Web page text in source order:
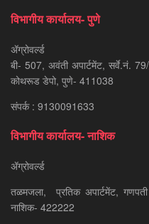
विभागीय कार्यालय- पुणे
ॲग्रोवर्ल्ड
बी- 507, अवंती अपार्टमेंट, सर्वे.नं. 79/
कोथरूड डेपो, पुणे- 411038
संपर्क : 9130091633
विभागीय कार्यालय- नाशिक
ॲग्रोवर्ल्ड
तळमजला, प्रतिक अपार्टमेंट,
नाशिक- 422222